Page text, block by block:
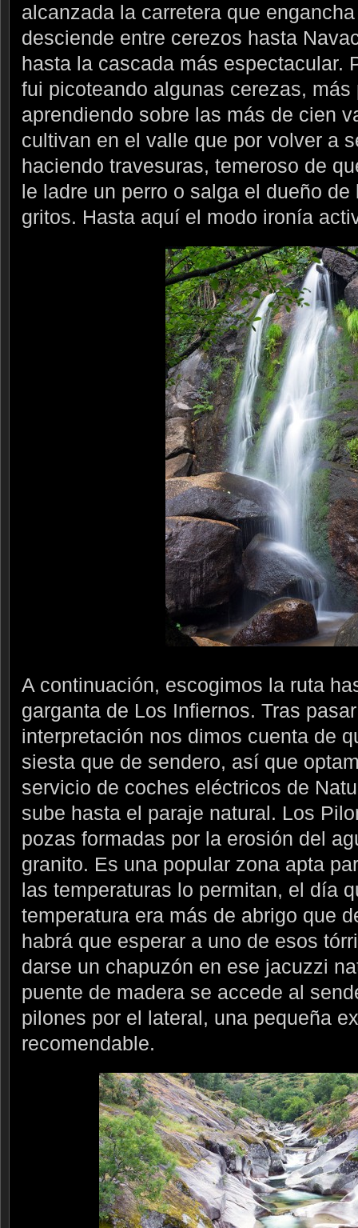
alcanzada la carretera que
desciende entre cerezos hasta
hasta la cascada más espectacular.
fui picoteando algunas cerezas,
aprendiendo sobre las más de cien
cultivan en el valle que por volver a
haciendo travesuras, temeroso de
le ladre un perro o salga el dueño
gritos. Hasta aquí el modo ironía
A continuación, escogimos la ruta
garganta de Los Infiernos. Tras
interpretación nos dimos cuenta de
siesta que de sendero, así que
servicio de coches eléctricos de
sube hasta el paraje natural. Los
pozas formadas por la erosión del
granito. Es una popular zona apta
las temperaturas lo permitan, el día
temperatura era más de abrigo que
habrá que esperar a uno de esos
darse un chapuzón en ese jacuzzi
puente de madera se accede al
pilones por el lateral, una pequeña
recomendable.